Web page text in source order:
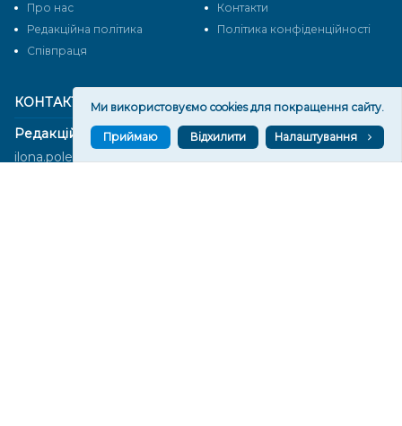
КОНТАКТИ
Редакційний відділ:
ilona.polesova@gmail.com
Про нас
Контакти
Редакційна політика
Політика конфіденційності
Cпівпраця
Ми використовуємо cookies для покращення сайту.
Приймаю Відхилити Налаштування